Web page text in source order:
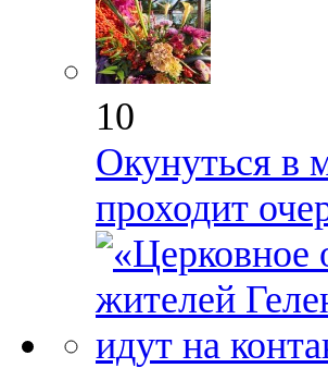
10
Окунуться в
проходит